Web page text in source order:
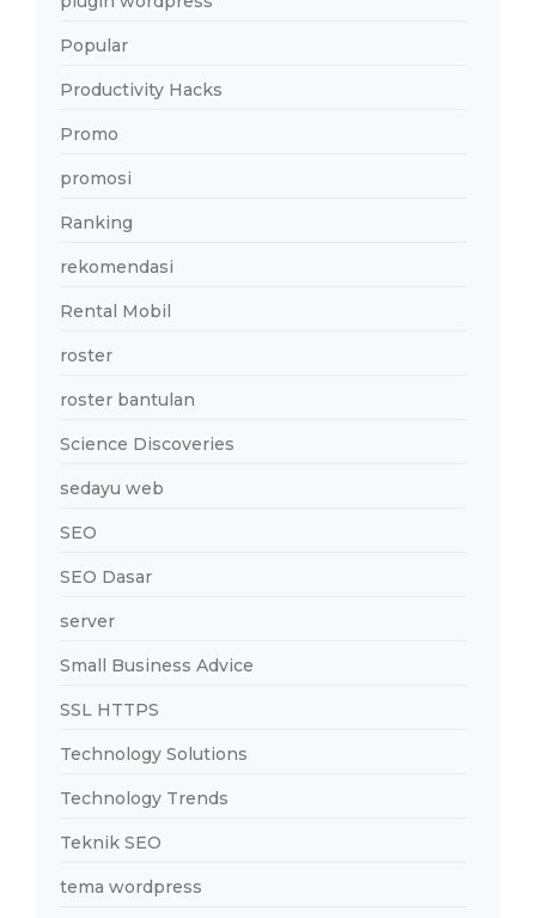
Popular
Productivity Hacks
Promo
promosi
Ranking
rekomendasi
Rental Mobil
roster
roster bantulan
Science Discoveries
sedayu web
SEO
SEO Dasar
server
Small Business Advice
SSL HTTPS
Technology Solutions
Technology Trends
Teknik SEO
tema wordpress